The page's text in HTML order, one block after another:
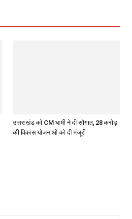
उत्तराखंड को CM धामी ने दी सौगात, 28 करोड़
की विकास योजनाओं को दी मंजूरी